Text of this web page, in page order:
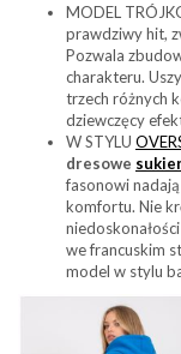
MODEL
prawdziwy hit,
Pozwala
charakteru.
trzech różnych
dziewczęcy
W STYLU
dresowe
fasonowi
komfortu. Nie
we francuskim
model w stylu